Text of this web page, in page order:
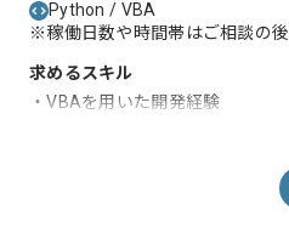
Python / VBA
※稼働日数や時間帯はご相談の後
求めるスキル
・VBAを用いた開発経験